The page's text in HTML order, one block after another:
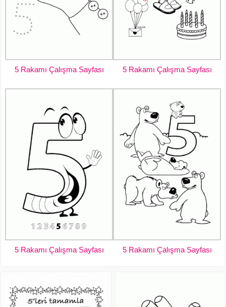
5 Rakamı Çalışma Sayfası 5 Rakamı Çalışma Sayfası
5 Rakamı Çalışma Sayfası 5 Rakamı Çalışma Sayfası